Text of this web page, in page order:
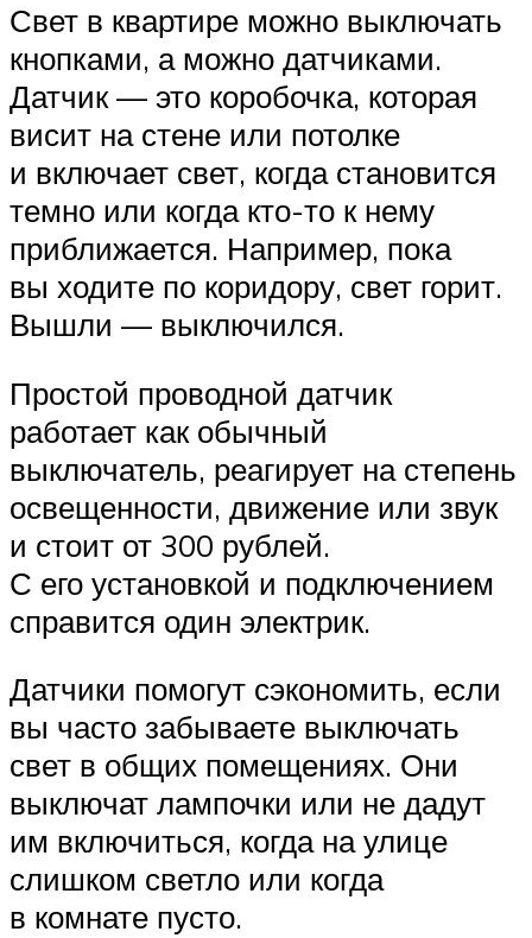
Свет в квартире можно выключать
кнопками, а можно датчиками.
Датчик — это коробочка, которая
висит на стене или потолке
и включает свет, когда становится
темно или когда кто-то к нему
приближается. Например, пока
вы ходите по коридору, свет горит.
Вышли — выключился.
Простой проводной датчик
работает как обычный
выключатель, реагирует на степень
освещенности, движение или звук
и стоит от 300 рублей.
С его установкой и подключением
справится один электрик.
Датчики помогут сэкономить, если
вы часто забываете выключать
свет в общих помещениях. Они
выключат лампочки или не дадут
им включиться, когда на улице
слишком светло или когда
в комнате пусто.